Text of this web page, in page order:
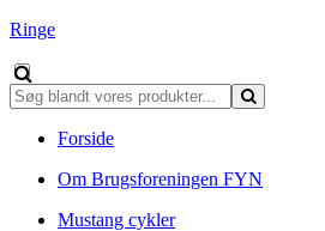
Ringe
Forside
Om Brugsforeningen FYN
Mustang cykler